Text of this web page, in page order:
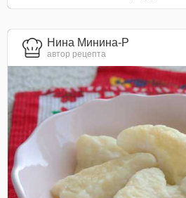
Нина Минина-Р
автор рецепта